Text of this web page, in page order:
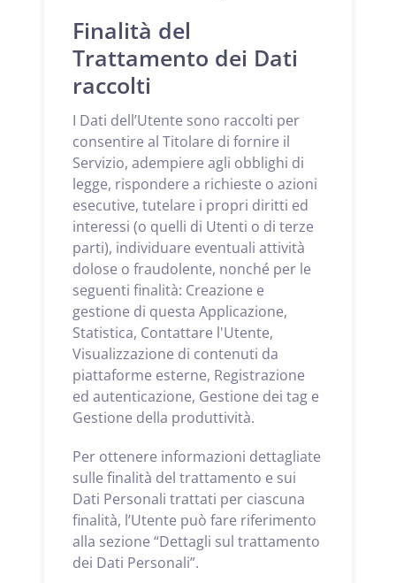
Finalità del
Trattamento dei Dati
raccolti
I Dati dell’Utente sono raccolti per
consentire al Titolare di fornire il
Servizio, adempiere agli obblighi di
legge, rispondere a richieste o azioni
esecutive, tutelare i propri diritti ed
interessi (o quelli di Utenti o di terze
parti), individuare eventuali attività
dolose o fraudolente, nonché per le
seguenti finalità: Creazione e
gestione di questa Applicazione,
Statistica, Contattare l'Utente,
Visualizzazione di contenuti da
piattaforme esterne, Registrazione
ed autenticazione, Gestione dei tag e
Gestione della produttività.
Per ottenere informazioni dettagliate
sulle finalità del trattamento e sui
Dati Personali trattati per ciascuna
finalità, l’Utente può fare riferimento
alla sezione “Dettagli sul trattamento
dei Dati Personali”.